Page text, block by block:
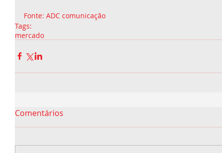
Fonte: ADC comunicação
Tags:
mercado
Comentários